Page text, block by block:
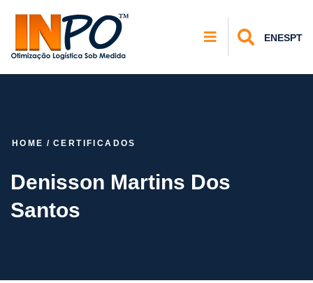
ENESPT
HOME / CERTIFICADOS
Denisson Martins Dos
Santos